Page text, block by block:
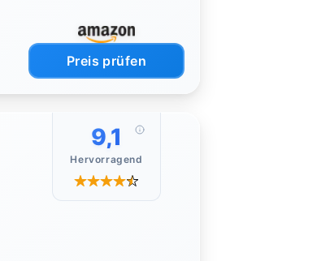
Preis prüfen
9,1
Hervorragend